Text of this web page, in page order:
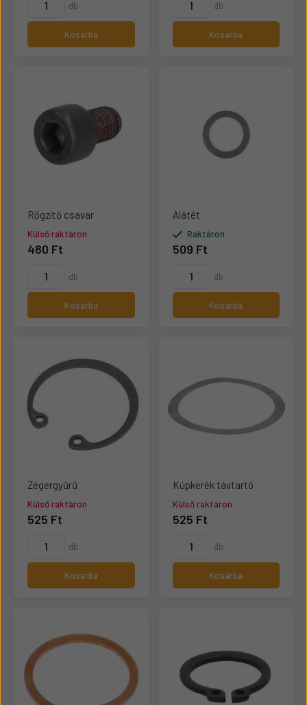
db
Kosárba
db
Kosárba
Rögzítő csavar
Külső raktáron
480 Ft
db
Kosárba
Alátét
Raktáron
509 Ft
db
Kosárba
Zégergyűrű
Külső raktáron
525 Ft
db
Kosárba
Kúpkerék távtartó
Külső raktáron
525 Ft
db
Kosárba